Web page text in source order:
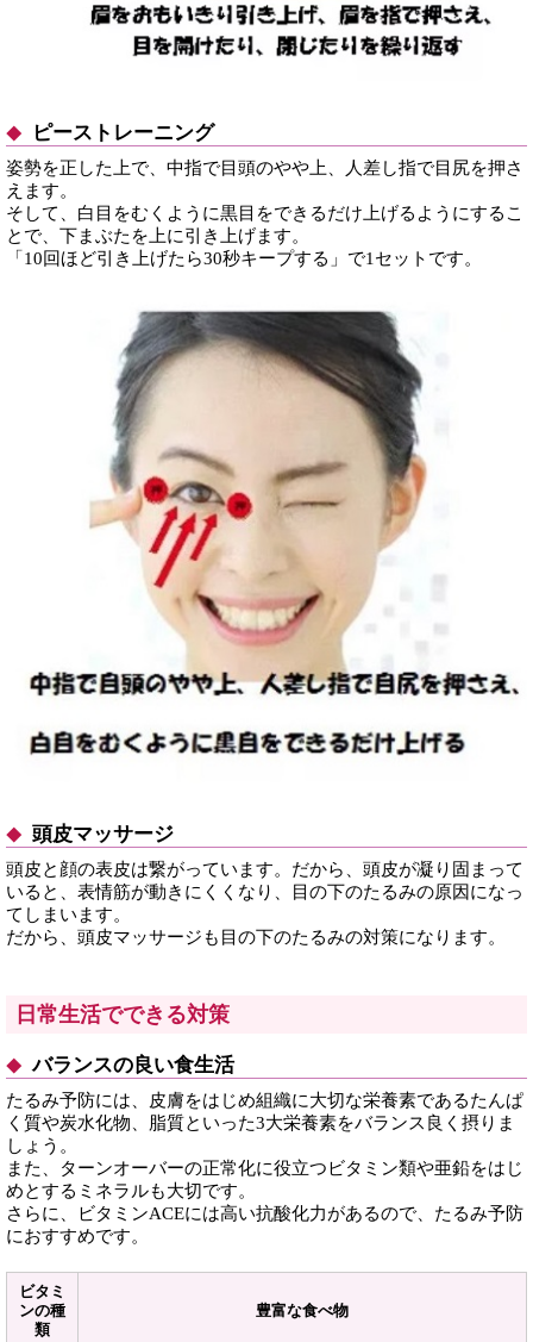
ピーストレーニング
姿勢を正した上で、中指で目頭のやや上、人差し指で目尻を押さ
えます。
そして、白目をむくように黒目をできるだけ上げるようにするこ
とで、下まぶたを上に引き上げます。
「10回ほど引き上げたら30秒キープする」で1セットです。
頭皮マッサージ
頭皮と顔の表皮は繋がっています。だから、頭皮が凝り固まって
いると、表情筋が動きにくくなり、目の下のたるみの原因になっ
てしまいます。
だから、頭皮マッサージも目の下のたるみの対策になります。
日常生活でできる対策
バランスの良い食生活
たるみ予防には、皮膚をはじめ組織に大切な栄養素であるたんぱ
く質や炭水化物、脂質といった3大栄養素をバランス良く摂りま
しょう。
また、ターンオーバーの正常化に役立つビタミン類や亜鉛をはじ
めとするミネラルも大切です。
さらに、ビタミンACEには高い抗酸化力があるので、たるみ予防
におすすめです。
ビタミ
ンの種
類
豊富な食べ物